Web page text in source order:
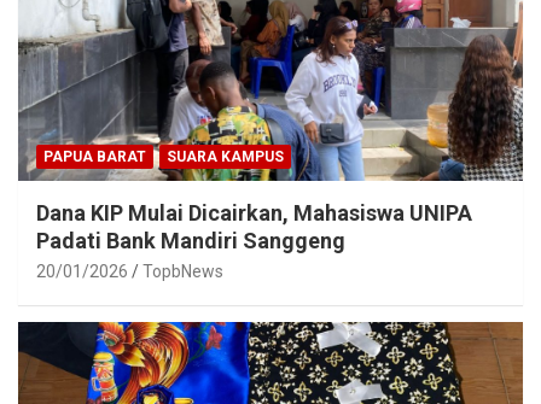
PAPUA BARAT SUARA KAMPUS
Dana KIP Mulai Dicairkan, Mahasiswa UNIPA
Padati Bank Mandiri Sanggeng
20/01/2026 TopbNews